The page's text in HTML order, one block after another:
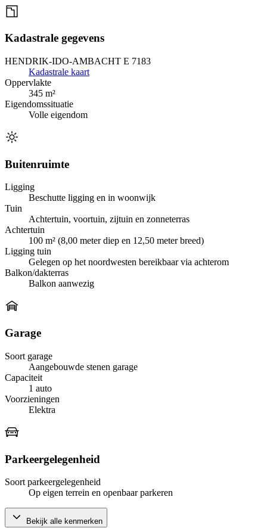
Kadastrale gegevens
HENDRIK-IDO-AMBACHT E 7183
Kadastrale kaart
Oppervlakte
345 m²
Eigendomssituatie
Volle eigendom
Buitenruimte
Ligging
Beschutte ligging en in woonwijk
Tuin
Achtertuin, voortuin, zijtuin en zonneterras
Achtertuin
100 m² (8,00 meter diep en 12,50 meter breed)
Ligging tuin
Gelegen op het noordwesten bereikbaar via achterom
Balkon/dakterras
Balkon aanwezig
Garage
Soort garage
Aangebouwde stenen garage
Capaciteit
1 auto
Voorzieningen
Elektra
Parkeergelegenheid
Soort parkeergelegenheid
Op eigen terrein en openbaar parkeren
Bekijk alle kenmerken